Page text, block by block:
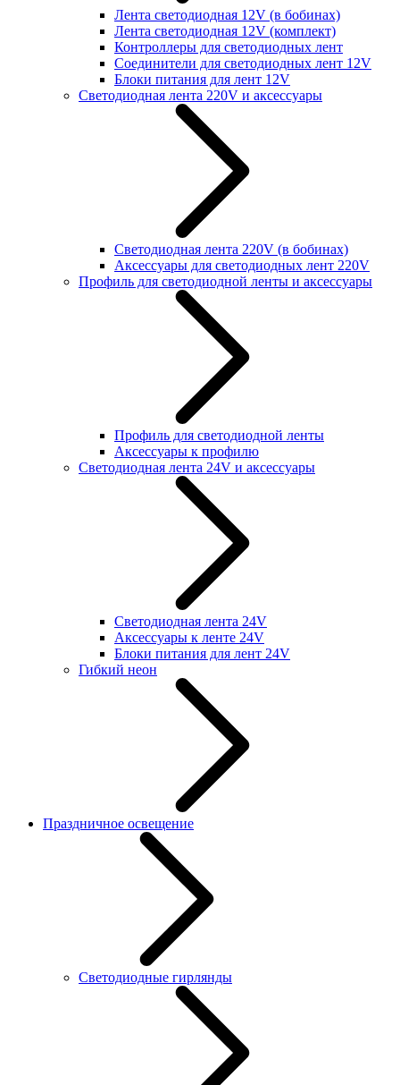
Лента светодиодная 12V (в бобинах)
Лента светодиодная 12V (комплект)
Контроллеры для светодиодных лент
Соединители для светодиодных лент 12V
Блоки питания для лент 12V
Светодиодная лента 220V и аксессуары
Светодиодная лента 220V (в бобинах)
Аксессуары для светодиодных лент 220V
Профиль для светодиодной ленты и аксессуары
Профиль для светодиодной ленты
Аксессуары к профилю
Светодиодная лента 24V и аксессуары
Светодиодная лента 24V
Аксессуары к ленте 24V
Блоки питания для лент 24V
Гибкий неон
Праздничное освещение
Светодиодные гирлянды